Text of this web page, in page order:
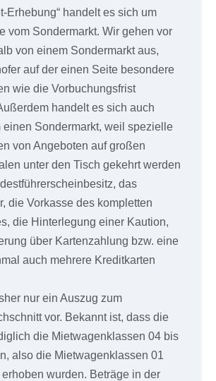
Erhebung“ handelt es sich um
vom Sondermarkt. Wir gehen vor
von einem Sondermarkt aus,
auf der einen Seite besondere
wie die Vorbuchungsfrist
handelt es sich auch
einen Sondermarkt, weil spezielle
von Angeboten auf großen
unter den Tisch gekehrt werden
das
die Vorkasse des kompletten
die Hinterlegung einer Kaution,
über Kartenzahlung bzw. eine
auch mehrere Kreditkarten
nur ein Auszug zum
vor. Bekannt ist, dass die
die Mietwagenklassen 04 bis
also die Mietwagenklassen 01
wurden. Beträge in der